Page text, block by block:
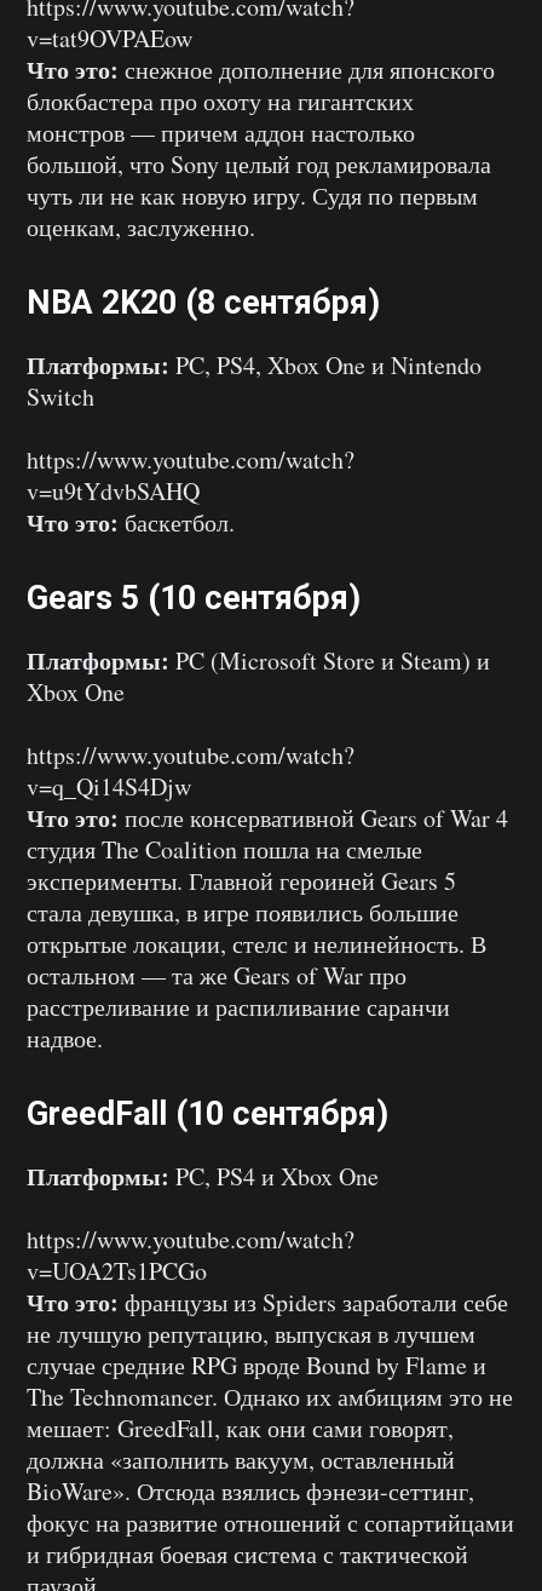
v=tat9OVPAEow
Что это: снежное дополнение для японского
блокбастера про охоту на гигантских
монстров — причем аддон настолько
большой, что Sony целый год рекламировала
чуть ли не как новую игру. Судя по первым
оценкам, заслуженно.
NBA 2K20 (8 сентября)
Платформы: PC, PS4, Xbox One и Nintendo
Switch
https://www.youtube.com/watch?
v=u9tYdvbSAHQ
Что это: баскетбол.
Gears 5 (10 сентября)
Платформы: PC (Microsoft Store и Steam) и
Xbox One
https://www.youtube.com/watch?
v=q_Qi14S4Djw
Что это: после консервативной Gears of War 4
студия The Coalition пошла на смелые
эксперименты. Главной героиней Gears 5
стала девушка, в игре появились большие
открытые локации, стелс и нелинейность. В
остальном — та же Gears of War про
расстреливание и распиливание саранчи
надвое.
GreedFall (10 сентября)
Платформы: PC, PS4 и Xbox One
https://www.youtube.com/watch?
v=UOA2Ts1PCGo
Что это: французы из Spiders заработали себе
не лучшую репутацию, выпуская в лучшем
случае средние RPG вроде Bound by Flame и
The Technomancer. Однако их амбициям это не
мешает: GreedFall, как они сами говорят,
должна «заполнить вакуум, оставленный
BioWare». Отсюда взялись фэнези-сеттинг,
фокус на развитие отношений с сопартийцами
и гибридная боевая система с тактической